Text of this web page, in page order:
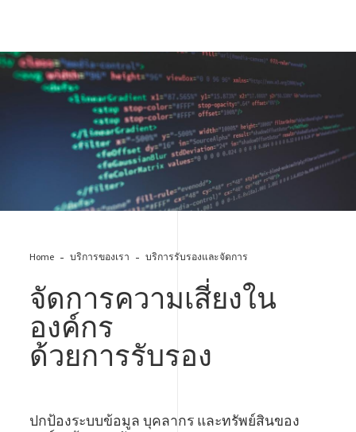
code on monitor
Home บริการของเรา บริการรับรองและจัดการ
จัดการความเสี่ยงใน
องค์กร
ด้วยการรับรอง
ปกป้องระบบข้อมูล บุคลากร และทรัพย์สินของ